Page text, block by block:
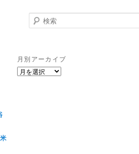
米
検
索
月別アーカイブ
月